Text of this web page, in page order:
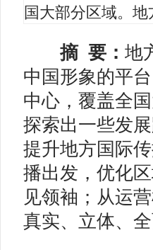
国大部分区域。地
摘 要： 地
中国形象的平
中心，覆盖全
探索出一些发
提升地方国际
播出发，优化
见领袖；从运
真实、立体、全